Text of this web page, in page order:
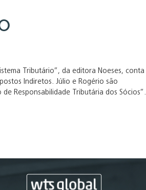
Tributário”, da editora Noeses, conta
Indiretos. Júlio e Rogério são
Responsabilidade Tributária dos Sócios”.